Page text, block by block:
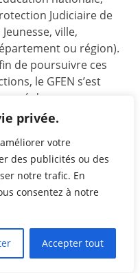
privée.
votre
des publicités ou des
notre trafic. En
consentez à notre
Accepter tout
Judiciaire de
Jeunesse, ville,
ou région).
de poursuivre ces
le GFEN s’est
engagé dans ce
de
certification. La
a été
le 3 janvier 2022
les actions de
et renouvelée
notre certificat
i